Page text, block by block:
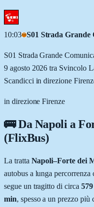
10:03 S01 Strada
S01 Strada Grande
9 agosto 2026 tra Svincolo
Scandicci in direzione
in direzione Firenze
🚌 DaNapolia
(FlixBus)
La tratta Napoli–Forte dei
autobus a lunga percorrenza
segue un tragitto di circa 579
min, spesso a un prezzo più